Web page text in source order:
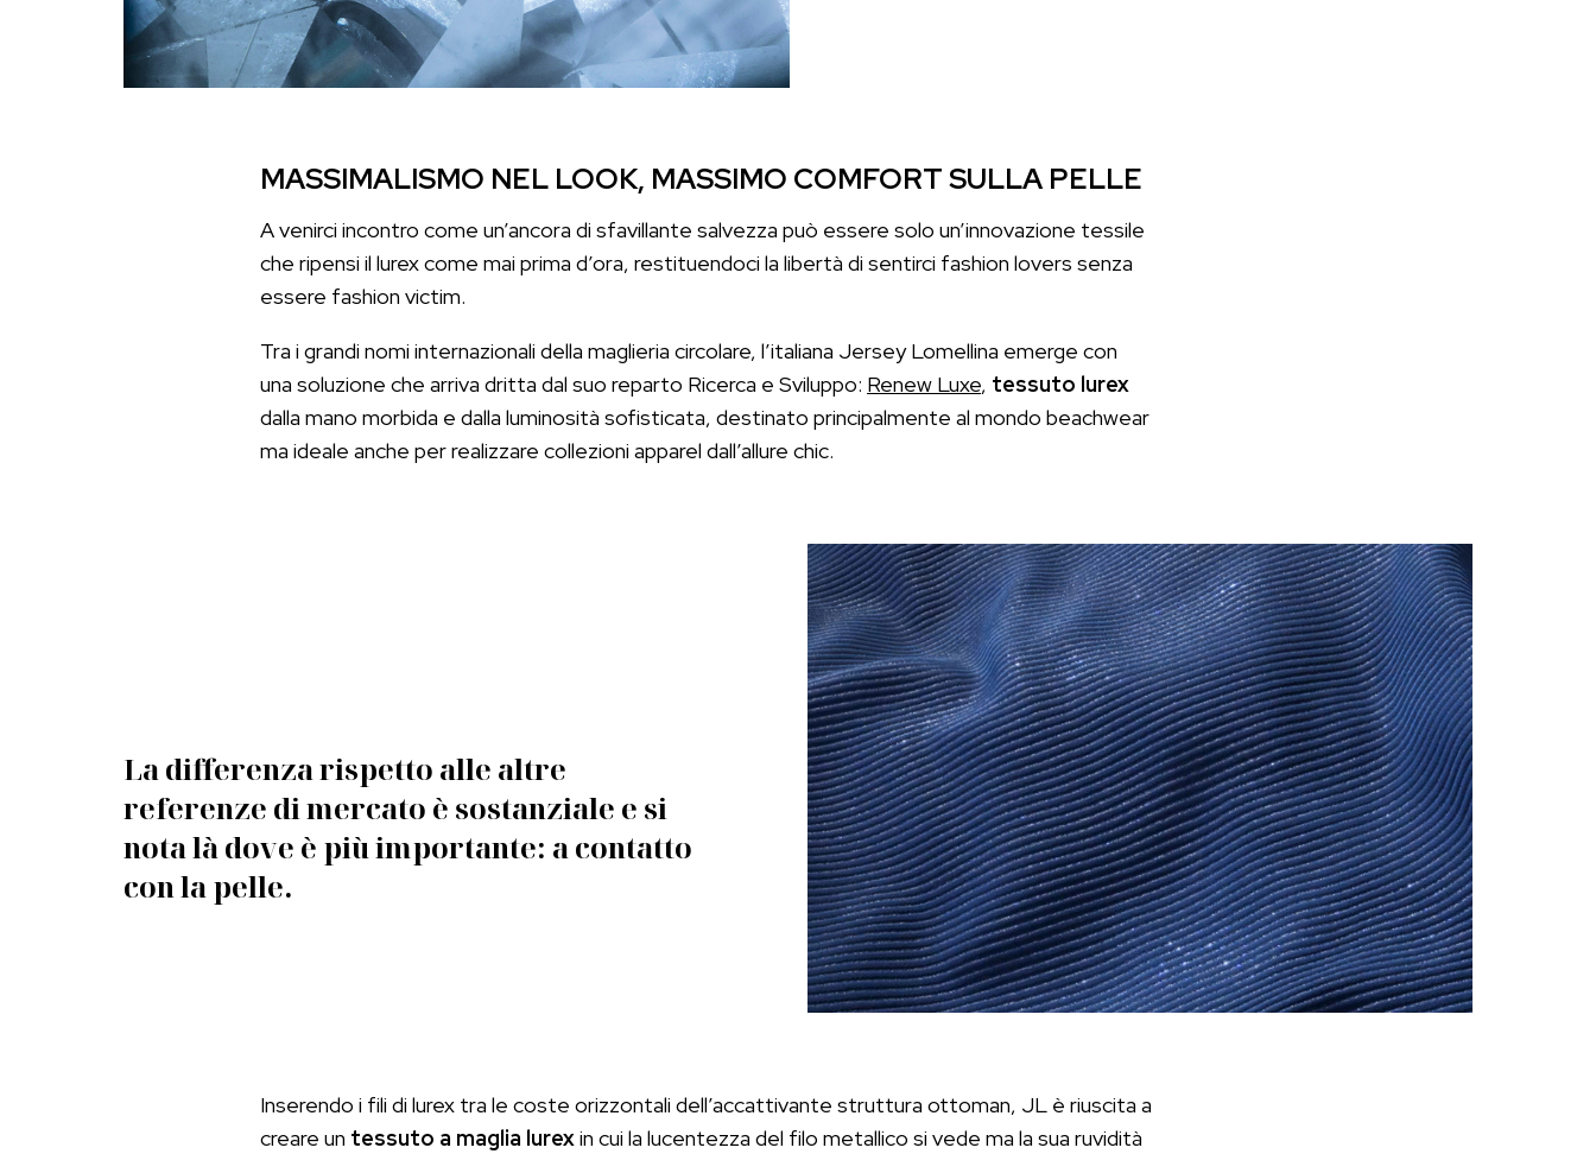
MASSIMALISMO NEL LOOK, MASSIMO COMFORT SULLA PELLE
A venirci incontro come un’ancora di sfavillante salvezza può essere solo un’innovazione tessile
che ripensi il lurex come mai prima d’ora, restituendoci la libertà di sentirci fashion lovers senza
essere fashion victim.
Tra i grandi nomi internazionali della maglieria circolare, l’italiana Jersey Lomellina emerge con
una soluzione che arriva dritta dal suo reparto Ricerca e Sviluppo: Renew Luxe, tessuto lurex
dalla mano morbida e dalla luminosità sofisticata, destinato principalmente al mondo beachwear
ma ideale anche per realizzare collezioni apparel dall’allure chic.
La differenza rispetto alle altre
referenze di mercato è sostanziale e si
nota là dove è più importante: a contatto
con la pelle.
Inserendo i fili di lurex tra le coste orizzontali dell’accattivante struttura ottoman, JL è riuscita a
creare un tessuto a maglia lurexin cui la lucentezza del filo metallico si vede ma la sua ruvidità